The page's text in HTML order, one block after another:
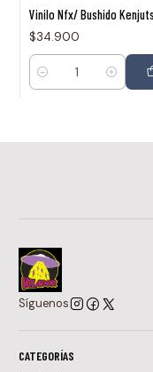
Vinilo Nfx/ Bushido
$34.900
Cantidad
Síguenos
CATEGORÍAS